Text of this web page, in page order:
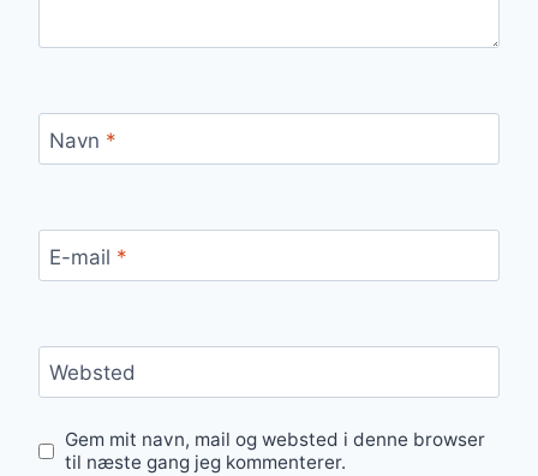
Navn *
E-mail *
Websted
Gem mit navn, mail og websted i denne browser
til næste gang jeg kommenterer.